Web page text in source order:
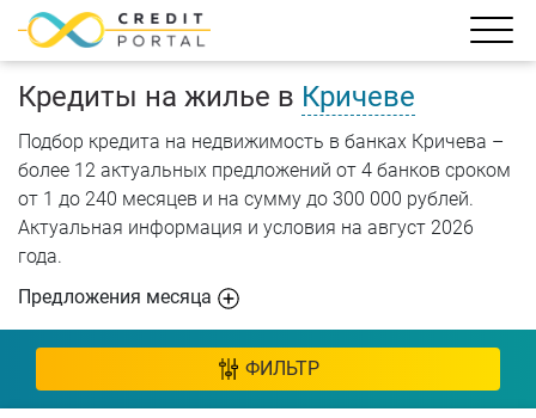
Кредиты на жилье в Кричеве
Подбор кредита на недвижимость в банках Кричева –
более 12 актуальных предложений от 4 банков сроком
от 1 до 240 месяцев и на сумму до 300 000 рублей.
Актуальная информация и условия на август 2026
года.
Предложения месяца
ФИЛЬТР